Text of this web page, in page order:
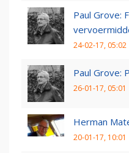
Paul Grove:
24-02-17, 05:02
Paul Grove:
26-01-17, 05:01
Herman
20-01-17, 10:01